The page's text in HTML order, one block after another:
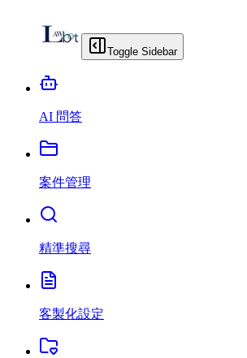
Toggle Sidebar
AI 問答
案件管理
精準搜尋
客製化設定